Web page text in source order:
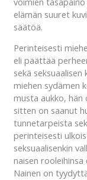
elämän suuret
säätöä.
Perinteisesti
eli päättää
sekä
miehen sydämen
musta aukko, hän
sitten on saanut
tunnetarpeista
perinteisesti
seksuaalisenkin
naisen rooleihinsa
Nainen on